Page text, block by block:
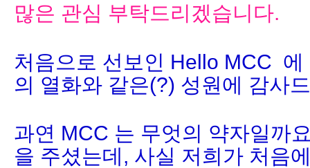
많은 관심 부탁드리겠습니다.
처음으로 선보인 Hello MCC 에
의 열화와 같은(?) 성원에 감사
과연 MCC 는 무엇의 약자일까
을 주셨는데, 사실 저희가 처음